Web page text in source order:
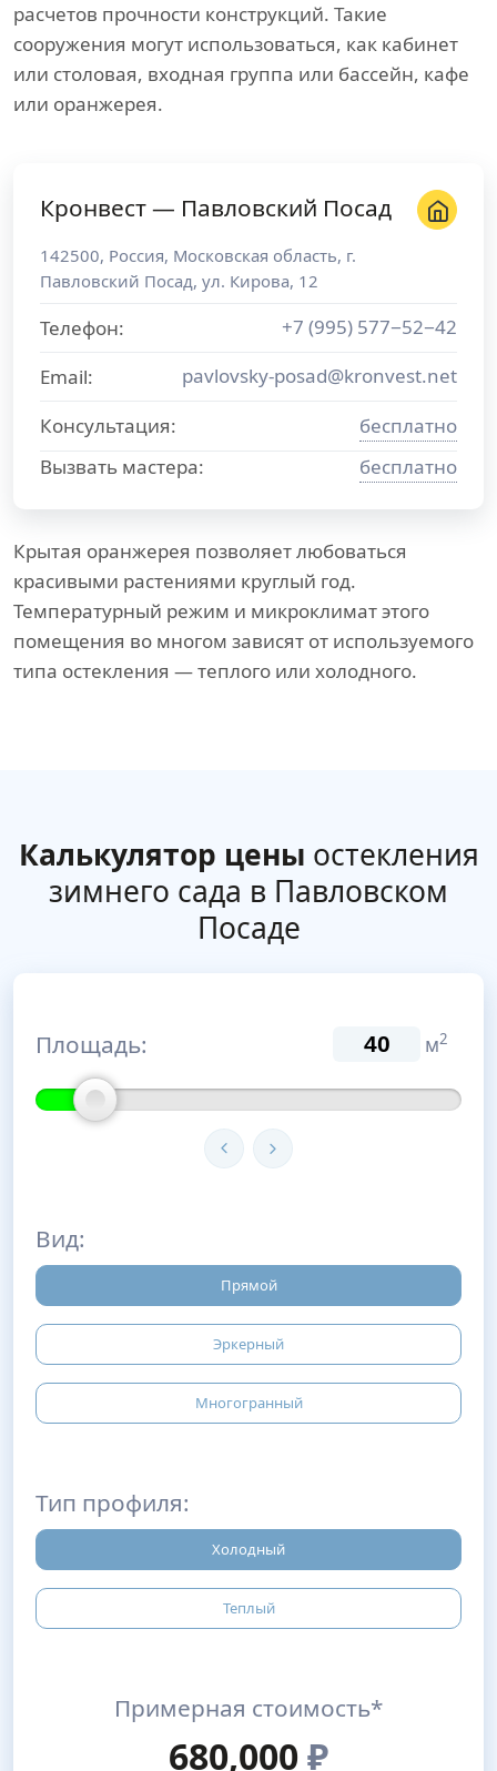
расчетов прочности конструкций. Такие
сооружения могут использоваться, как кабинет
или столовая, входная группа или бассейн, кафе
или оранжерея.
Кронвест — Павловский Посад
142500, Россия, Московская область, г.
Павловский Посад, ул. Кирова, 12
Телефон:
+7 (995) 577−52−42
Email:
pavlovsky-posad@kronvest.net
Консультация:
бесплатно
Вызвать мастера:
бесплатно
Крытая оранжерея позволяет любоваться
красивыми растениями круглый год.
Температурный режим и микроклимат этого
помещения во многом зависят от используемого
типа остекления — теплого или холодного.
Калькулятор цены остекления
зимнего сада в Павловском
Посаде
Площадь: м2
Вид:
Прямой
Эркерный
Многогранный
Тип профиля:
Холодный
Теплый
Примерная стоимость*
680,000₽